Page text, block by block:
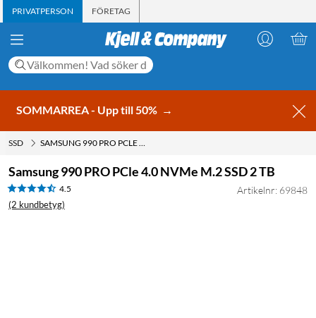
PRIVATPERSON FÖRETAG
SOMMARREA - Upp till 50% →
SSD SAMSUNG 990 PRO PCLE 4.0 NVME M.2 SSD 2 TB
Samsung 990 PRO PCle 4.0 NVMe M.2 SSD 2 TB
4.5
(2 kundbetyg)
Artikelnr: 69848